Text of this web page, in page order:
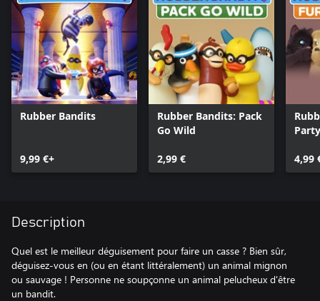
Rubber Bandits
9,99 €+
Rubber Bandits: Pack
Go Wild
2,99 € 4,99
Description
Quel est le meilleur déguisement pour faire un casse ? Bien sûr,
déguisez-vous en (ou en étant littéralement) un animal mignon
ou sauvage ! Personne ne soupçonne un animal pelucheux d'être
un bandit.